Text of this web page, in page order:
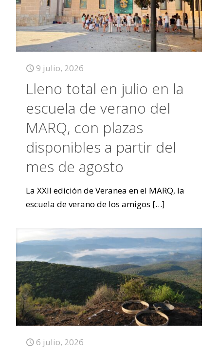
9 julio, 2026
Lleno total en julio en la
escuela de verano del
MARQ, con plazas
disponibles a partir del
mes de agosto
La XXII edición de Veranea en el MARQ, la
escuela de verano de los amigos […]
6 julio, 2026